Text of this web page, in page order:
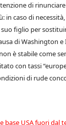
di
in caso di
figlio per
di Washington
è stabile come
con tassi
di rude
base USA fuori dal